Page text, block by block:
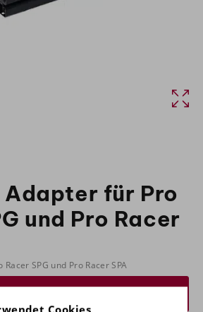
Cookies
für Pro
und Pro Racer
SPG und Pro Racer SPA